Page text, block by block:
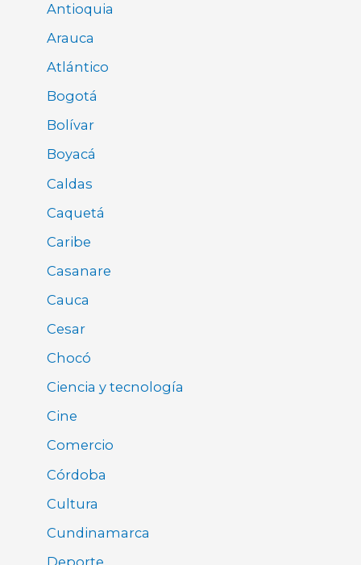
Antioquia
Arauca
Atlántico
Bogotá
Bolívar
Boyacá
Caldas
Caquetá
Caribe
Casanare
Cauca
Cesar
Chocó
Ciencia y tecnología
Cine
Comercio
Córdoba
Cultura
Cundinamarca
Deporte